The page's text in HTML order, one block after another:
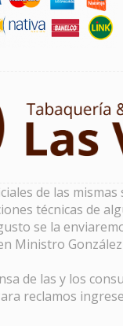
de las
técnicas de
se la
Ministro
de las y los
reclamos